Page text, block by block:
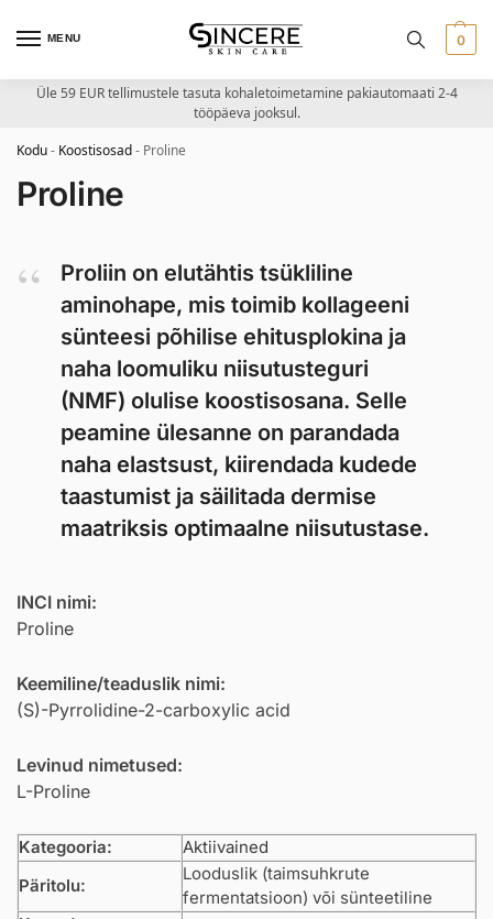
MENU 0
Üle 59 EUR tellimustele tasuta kohaletoimetamine pakiautomaati 2-4
tööpäeva jooksul.
Kodu- Koostisosad- Proline
Proline
Proliin on elutähtis tsükliline
aminohape, mis toimib kollageeni
sünteesi põhilise ehitusplokina ja
naha loomuliku niisutusteguri
(NMF) olulise koostisosana. Selle
peamine ülesanne on parandada
naha elastsust, kiirendada kudede
taastumist ja säilitada dermise
maatriksis optimaalne niisutustase.
INCI nimi:
Proline
Keemiline/teaduslik nimi:
(S)-Pyrrolidine-2-carboxylic acid
Levinud nimetused:
L-Proline
Kategooria:
Aktiivained
Päritolu:
Looduslik (taimsuhkrute
fermentatsioon) või sünteetiline